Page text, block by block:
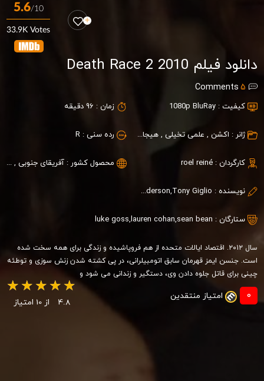
5.6/10
33.9K Votes
دانلود فیلم Death Race 2 2010
5
Comments
کیفیت : 1080p BluRay زمان : 96 دقیقه
ژانر : اکشن , علمی تخیلی ,هیجان انگیز رده سنی : R
کارگردان : roel reiné محصول کشور : آفریقای جنوبی,
نویسنده : Paul W.S. Anderson,Tony Giglio
ستارگان : luke goss,lauren cohan,sean bean
سال ٢٠١٢. اقتصاد ایالات متحده از هم فروپاشیده و زندگی برای همه سخت شده
است. جنسن ایمز قهرمان سابق اتومبیلرانی، در پی کشته شدن زنش سوزی و توطئه
چینی برای قاتل جلوه دادن وی، دستگیر و زندانی می شود و
0 امتیاز منتقدین
4.8 از 10 امتیاز